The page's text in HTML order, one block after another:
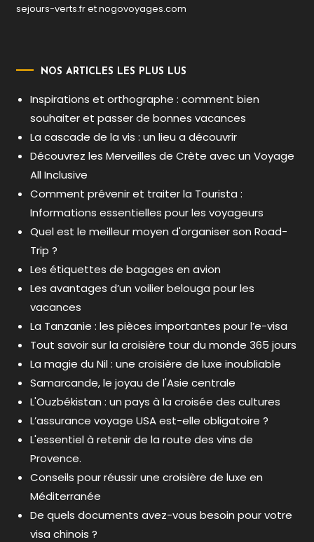
sejours-verts.fretnogovoyages.com
NOS ARTICLES LES PLUS LUS
Inspirations et orthographe : comment bien
souhaiter et passer de bonnes vacances
La cascade de la vis : un lieu a découvrir
Découvrez les Merveilles de Crète avec un Voyage
All Inclusive
Comment prévenir et traiter la Tourista :
Informations essentielles pour les voyageurs
Quel est le meilleur moyen d'organiser son Road-
Trip ?
Les étiquettes de bagages en avion
Les avantages d’un voilier belouga pour les
vacances
La Tanzanie : les pièces importantes pour l’e-visa
Tout savoir sur la croisière tour du monde 365 jours
La magie du Nil : une croisière de luxe inoubliable
Samarcande, le joyau de l'Asie centrale
L'Ouzbékistan : un pays à la croisée des cultures
L’assurance voyage USA est-elle obligatoire ?
L'essentiel à retenir de la route des vins de
Provence.
Conseils pour réussir une croisière de luxe en
Méditerranée
De quels documents avez-vous besoin pour votre
visa chinois ?